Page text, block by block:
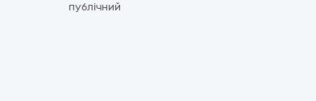
публічний